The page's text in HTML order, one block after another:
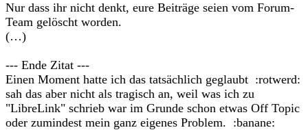
Nur dass ihr nicht denkt, eure Beiträge seien vom Forum-
Team gelöscht worden.
(…)
--- Ende Zitat ---
Einen Moment hatte ich das tatsächlich geglaubt :rotwerd:
sah das aber nicht als tragisch an, weil was ich zu
"LibreLink" schrieb war im Grunde schon etwas Off Topic
oder zumindest mein ganz eigenes Problem. :banane: